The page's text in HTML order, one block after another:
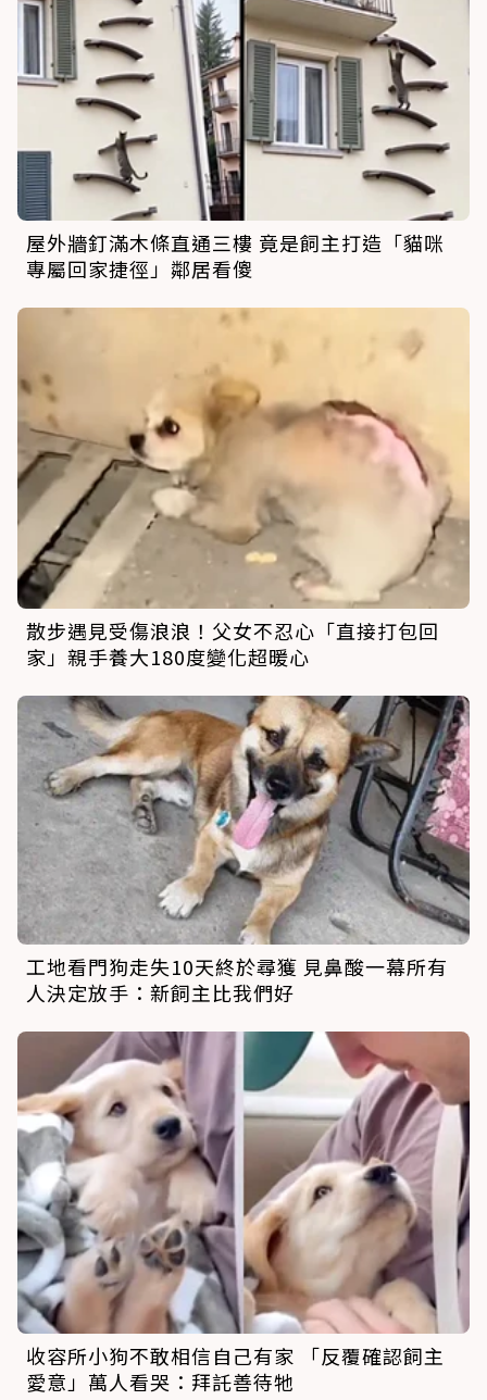
屋外牆釘滿木條直通三樓 竟是飼主打造「貓咪
專屬回家捷徑」鄰居看傻
散步遇見受傷浪浪！父女不忍心「直接打包回
家」親手養大180度變化超暖心
工地看門狗走失10天終於尋獲 見鼻酸一幕所有
人決定放手：新飼主比我們好
收容所小狗不敢相信自己有家 「反覆確認飼主
愛意」萬人看哭：拜託善待牠